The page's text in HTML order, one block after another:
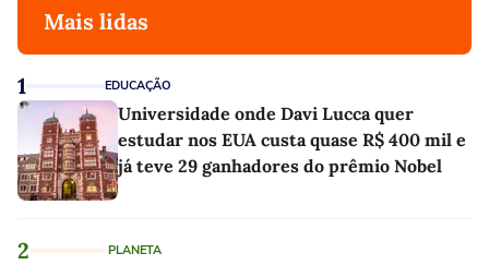
Mais lidas
1 EDUCAÇÃO
Universidade onde Davi Lucca quer
estudar nos EUA custa quase R$ 400 mil e
já teve 29 ganhadores do prêmio Nobel
2 PLANETA